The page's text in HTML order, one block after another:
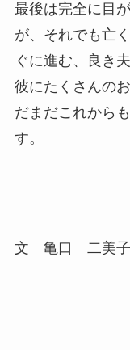
最後は完全に目
が、それでも亡
ぐに進む、良き
彼にたくさんの
だまだこれから
す。
文 亀口 二美